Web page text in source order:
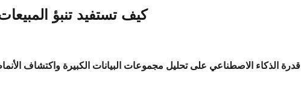
كيف تستفيد تنبؤ
قدرة الذكاء الاصطناعي على تحليل مجموعات البيانات الكبيرة واكتشاف